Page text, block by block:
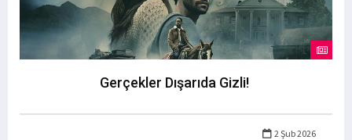
Gerçekler Dışarıda Gizli!
2 Şub 2026